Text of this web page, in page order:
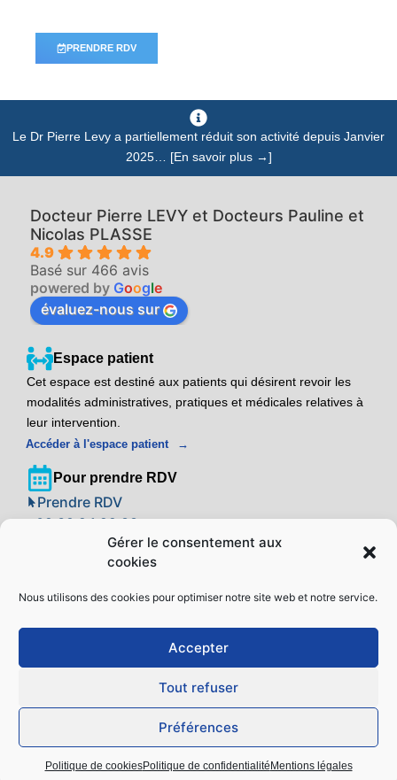
Gérer le consentement aux
cookies
Nous utilisons des cookies pour optimiser notre site web et notre service.
Accepter
Tout refuser
Préférences
Politique de cookiesPolitique de confidentialité Mentions légales
PRENDRE RDV
Le Dr Pierre Levy a partiellement réduit son activité depuis Janvier
2025… [En savoir plus →]
Docteur Pierre LEVY et Docteurs Pauline et
Nicolas PLASSE
4.9
Basé sur 466 avis
powered by Google
évaluez-nous sur
Espace patient
Cet espace est destiné aux patients qui désirent revoir les
modalités administratives, pratiques et médicales relatives à
leur intervention.
Accéder à l'espace patient
Pour prendre RDV
Prendre RDV
09 39 24 22 88
Adresse
Espace Pitot – 60 Place Mirouze
34000 Montpellier
Politique de confidentialité
Politique de cookies (EU)